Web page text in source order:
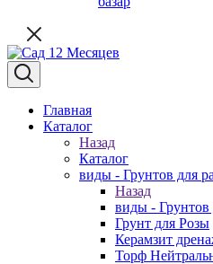
Главная
Каталог
Назад
Каталог
виды - Грунтов для
Назад
виды - Грунтов
Грунт для Розы
Керамзит
Торф